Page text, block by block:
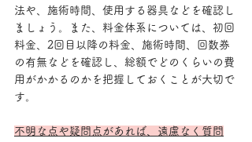
法や、施術時間、使用する器具などを確認し
ましょう。また、料金体系については、初回
料金、2回目以降の料金、施術時間、回数券
の有無などを確認し、総額でどのくらいの費
用がかかるのかを把握しておくことが大切で
す。
不明な点や疑問点があれば、遠慮なく質問